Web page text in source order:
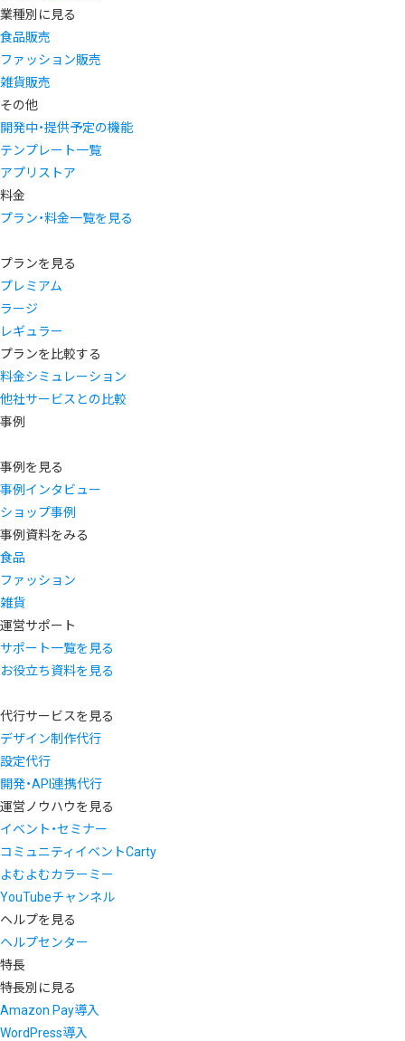
業種別に見る
食品販売
ファッション販売
雑貨販売
その他
開発中・提供予定の機能
テンプレート一覧
アプリストア
料金
プラン・料金一覧を見る
プランを見る
プレミアム
ラージ
レギュラー
プランを比較する
料金シミュレーション
他社サービスとの比較
事例
事例を見る
事例インタビュー
ショップ事例
事例資料をみる
食品
ファッション
雑貨
運営サポート
サポート一覧を見る
お役立ち資料を見る
代行サービスを見る
デザイン制作代行
設定代行
開発・API連携代行
運営ノウハウを見る
イベント・セミナー
コミュニティイベントCarty
よむよむカラーミー
YouTubeチャンネル
ヘルプを見る
ヘルプセンター
特長
特長別に見る
Amazon Pay導入
WordPress導入